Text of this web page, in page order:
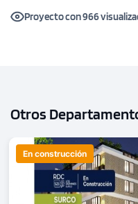
Proyecto con 966
Otros
En construcción